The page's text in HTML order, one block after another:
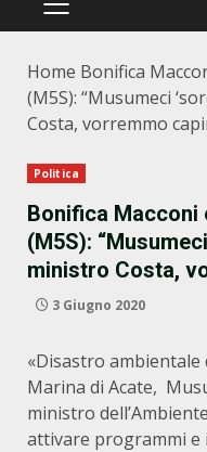
PRIMÄRES
Home Bonifica
(M5S): “Musumeci
Costa, vorremmo
Politica
Bonifica Macconi
(M5S):
ministro Costa,
3 Giugno 2020
«Disastro ambientale
Marina di Acate,
ministro
attivare programmi e